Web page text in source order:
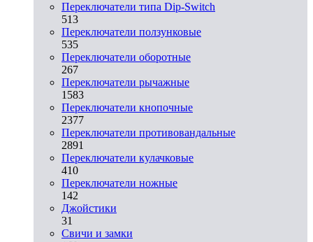
Переключатели типа Dip-Switch
513
Переключатели ползунковые
535
Переключатели оборотные
267
Переключатели рычажные
1583
Переключатели кнопочные
2377
Переключатели противовандальные
2891
Переключатели кулачковые
410
Переключатели ножные
142
Джойстики
31
Свичи и замки